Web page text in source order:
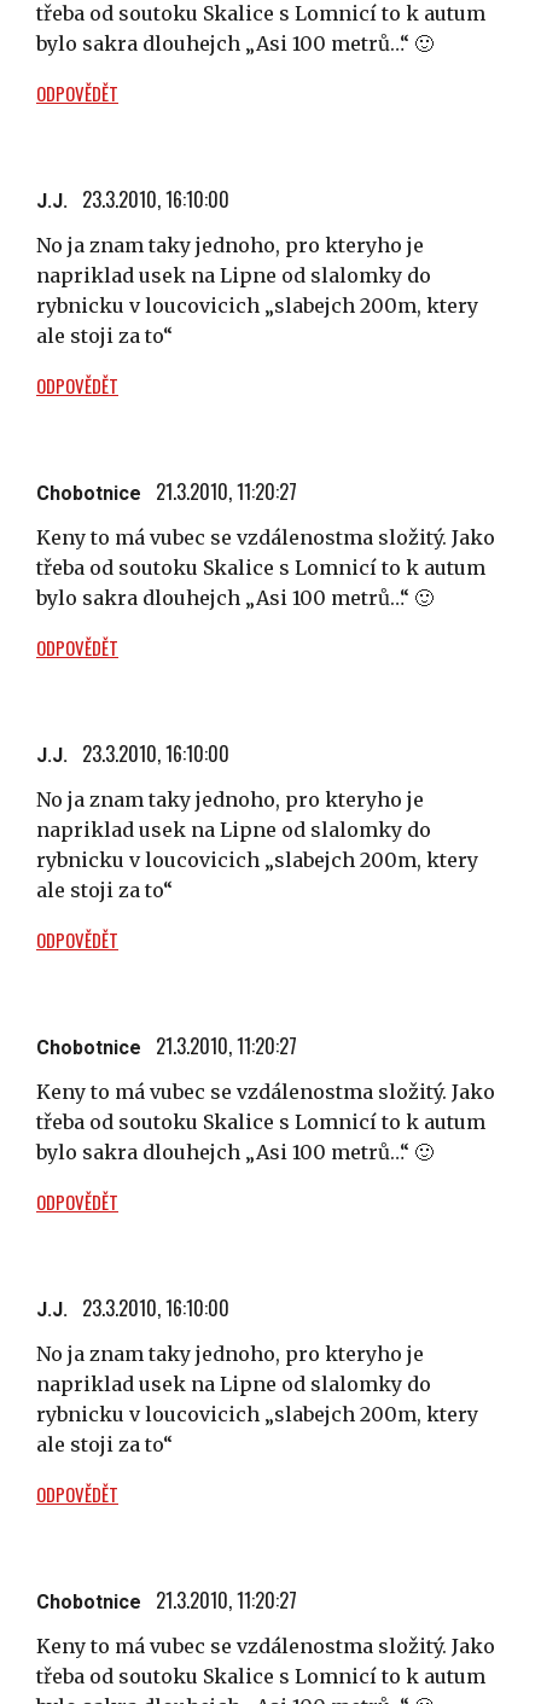
třeba od soutoku Skalice s Lomnicí to k autum
bylo sakra dlouhejch „Asi 100 metrů…“ 🙂
ODPOVĚDĚT
J.J. 23.3.2010, 16:10:00
No ja znam taky jednoho, pro kteryho je
napriklad usek na Lipne od slalomky do
rybnicku v loucovicich „slabejch 200m, ktery
ale stoji za to“
ODPOVĚDĚT
Chobotnice 21.3.2010, 11:20:27
Keny to má vubec se vzdálenostma složitý. Jako
třeba od soutoku Skalice s Lomnicí to k autum
bylo sakra dlouhejch „Asi 100 metrů…“ 🙂
ODPOVĚDĚT
J.J. 23.3.2010, 16:10:00
No ja znam taky jednoho, pro kteryho je
napriklad usek na Lipne od slalomky do
rybnicku v loucovicich „slabejch 200m, ktery
ale stoji za to“
ODPOVĚDĚT
Chobotnice 21.3.2010, 11:20:27
Keny to má vubec se vzdálenostma složitý. Jako
třeba od soutoku Skalice s Lomnicí to k autum
bylo sakra dlouhejch „Asi 100 metrů…“ 🙂
ODPOVĚDĚT
J.J. 23.3.2010, 16:10:00
No ja znam taky jednoho, pro kteryho je
napriklad usek na Lipne od slalomky do
rybnicku v loucovicich „slabejch 200m, ktery
ale stoji za to“
ODPOVĚDĚT
Chobotnice 21.3.2010, 11:20:27
Keny to má vubec se vzdálenostma složitý. Jako
třeba od soutoku Skalice s Lomnicí to k autum